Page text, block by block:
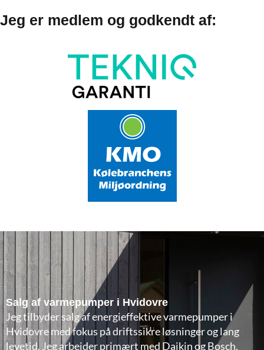
Jeg er medlem og godkendt af:
Salg af varmepumper i Hvidovre
Jeg tilbyder salg af energieffektive varmepumper i
Hvidovre med fokus på driftssikre løsninger og lang
levetid. Jeg arbejder primært med Daikin og Bosch,